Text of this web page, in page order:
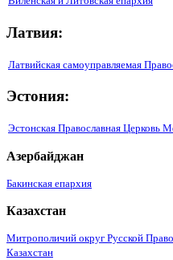
Латвия:
Латвийская самоуправляемая
Эстония:
Эстонская Православная Церковь
Азербайджан
Бакинская епархия
Казахстан
Митрополичий округ Русской
Казахстан